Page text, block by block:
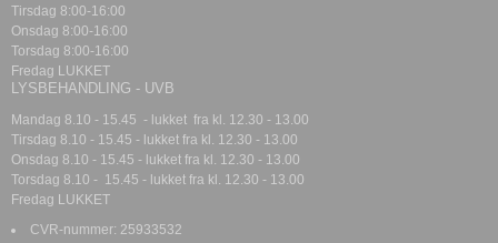
Tirsdag 8:00-16:00
Onsdag 8:00-16:00
Torsdag 8:00-16:00
Fredag LUKKET
LYSBEHANDLING - UVB
Mandag 8.10 - 15.45 - lukket fra kl. 12.30 - 13.00
Tirsdag 8.10 - 15.45 - lukket fra kl. 12.30 - 13.00
Onsdag 8.10 - 15.45 - lukket fra kl. 12.30 - 13.00
Torsdag 8.10 - 15.45 - lukket fra kl. 12.30 - 13.00
Fredag LUKKET
CVR-nummer: 25933532